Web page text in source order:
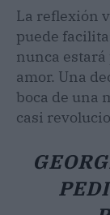
La reflexión
puede
nunca
amor. Una
boca de una
casi